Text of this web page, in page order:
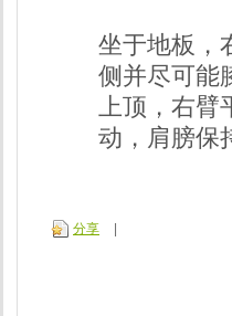
坐于地板，
侧并尽可能
上顶，右臂
动，肩膀保
分享